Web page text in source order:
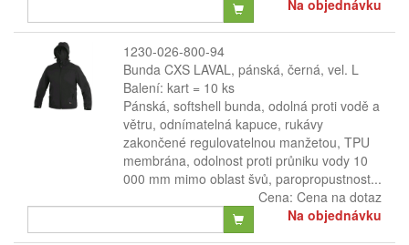
Na objednávku
1230-026-800-94
Bunda CXS LAVAL, pánská, černá, vel. L
Balení: kart = 10 ks
Pánská, softshell bunda, odolná proti vodě a
větru, odnímatelná kapuce, rukávy
zakončené regulovatelnou manžetou, TPU
membrána, odolnost proti průniku vody 10
000 mm mimo oblast švů, paropropustnost...
Cena: Cena na dotaz
Na objednávku